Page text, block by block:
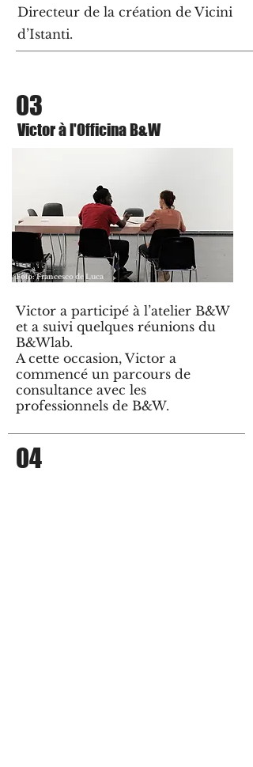
Directeur de la création de Vicini
d’Istanti.
03
Victor à l'Officina B&W
Foto: Francesco de Luca
Victor a participé à l’atelier B&W
et a suivi quelques réunions du
B&Wlab.
A cette occasion, Victor a
commencé un parcours de
consultance avec les
professionnels de B&W.
04